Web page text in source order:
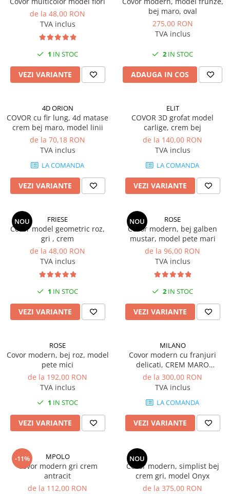
de la 48,00 RON
TVA inclus
1 IN STOC
VEZI VARIANTE
bej maro, oval
275,00 RON
TVA inclus
2 IN STOC
ADAUGA IN COS
4D ORION
COVOR cu fir lung, 4d matase
crem bej maro, model linii
de la 70,18 RON
TVA inclus
LA COMANDA
VEZI VARIANTE
ELIT
COVOR 3D grofat model
carlige, crem bej
de la 140,00 RON
TVA inclus
LA COMANDA
VEZI VARIANTE
NOU FRIESE
Covor model geometric roz,
gri , crem
de la 48,00 RON
TVA inclus
1 IN STOC
VEZI VARIANTE
NOU ROSE
Covor modern, bej galben
mustar, model pete mari
de la 96,00 RON
TVA inclus
2 IN STOC
VEZI VARIANTE
ROSE
Covor modern, bej roz, model
pete mici
de la 192,00 RON
TVA inclus
1 IN STOC
VEZI VARIANTE
MILANO
Covor modern cu franjuri
delicati, CREM MARO
DESCHIS, 938A
de la 300,00 RON
TVA inclus
LA COMANDA
VEZI VARIANTE
-11% MPOLO
Covor modern gri crem
antracit
de la 112,00 RON
NOU
Covor modern, simplist bej
crem gri, model Onyx
de la 375,00 RON